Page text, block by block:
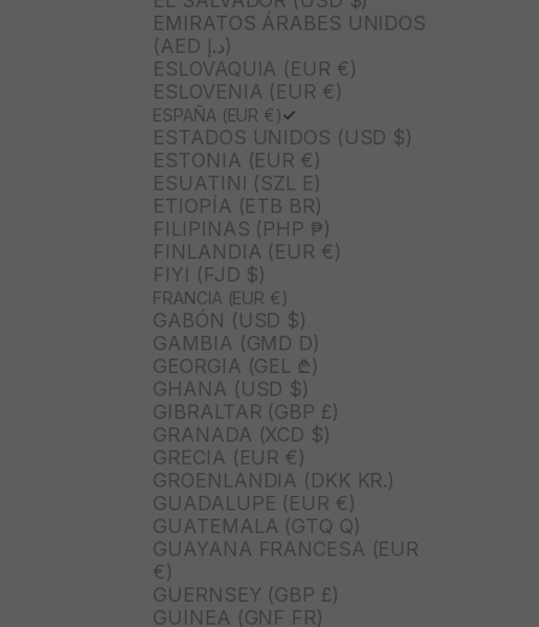
EMIRATOS ÁRABES UNIDOS
(AED د.إ)
ESLOVAQUIA (EUR €)
ESLOVENIA (EUR €)
ESPAÑA (EUR €)
ESTADOS UNIDOS (USD $)
ESTONIA (EUR €)
ESUATINI (SZL E)
ETIOPÍA (ETB BR)
FILIPINAS (PHP ₱)
FINLANDIA (EUR €)
FIYI (FJD $)
FRANCIA (EUR €)
GABÓN (USD $)
GAMBIA (GMD D)
GEORGIA (GEL ₾)
GHANA (USD $)
GIBRALTAR (GBP £)
GRANADA (XCD $)
GRECIA (EUR €)
GROENLANDIA (DKK KR.)
GUADALUPE (EUR €)
GUATEMALA (GTQ Q)
GUAYANA FRANCESA (EUR
€)
GUERNSEY (GBP £)
GUINEA (GNF FR)